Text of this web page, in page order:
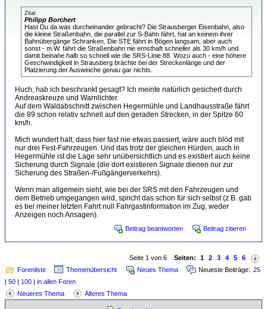
Zitat
Philipp Borchert
Hast Du da was durcheinander gebracht? Die Strausberger Eisenbahn, also
die kleine Straßenbahn, die parallel zur S-Bahn fährt, hat an keinem ihrer
Bahnübergänge Schranken. Die STE fährt in Bögen langsam, aber auch
sonst - m.W. fährt die Straßenbahn nie ernsthaft schneller als 30 km/h und
damit beinahe halb so schnell wie die SRS-Linie 88. Wozu auch - eine höhere
Geschwindigkeit in Strausberg brächte bei der Streckenlänge und der
Platzierung der Ausweiche genau gar nichts.
Huch, hab ich beschrankt gesagt? Ich meinte natürlich gesichert durch
Andreaskreuze und Warnlichter.
Auf dem Waldabschnitt zwischen Hegermühle und Landhausstraße fährt
die 89 schon relativ schnell auf den geraden Strecken, in der Spitze 60
km/h.
Mich wundert halt, dass hier fast nie etwas passiert, wäre auch blöd mit
nur drei Fest-Fahrzeugen. Und das trotz der gleichen Hürden, auch in
Hegermühle ist die Lage sehr unübersichtlich und es existiert auch keine
Sicherung durch Signale (die dort existieren Signale dienen nur zur
Sicherung des Straßen-/Fußgängerverkehrs).
Wenn man allgemein sieht, wie bei der SRS mit den Fahrzeugen und
dem Betrieb umgegangen wird, spricht das schon für sich selbst (z.B. gab
es bei meiner letzten Fahrt null Fahrgastinformation im Zug, weder
Anzeigen noch Ansagen).
Beitrag beantworten Beitrag zitieren
Seite 1 von 6 Seiten: 1 2 3 4 5
6
Forenliste
Themenübersicht Neues Thema Neueste Beiträge: 25
| 50 | 100 | in allen Foren
Neueres Thema
Älteres Thema